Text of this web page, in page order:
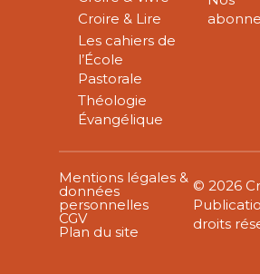
Croire & Lire
Les cahiers de
l’École
Pastorale
Théologie
Évangélique
Mentions légales &
données
personnelles
CGV
Plan du site
© 2026
droits